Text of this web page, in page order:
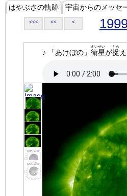
はやぶさの軌跡 宇宙からのメッセ
<<< << <
♪ 「あけぼの」 衛星
えいせい
が捉
とら